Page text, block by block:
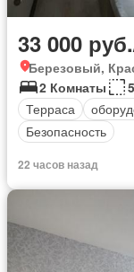
33 000
Березовый,
2 Комнаты
Терраса
Безопасность
22 часов назад